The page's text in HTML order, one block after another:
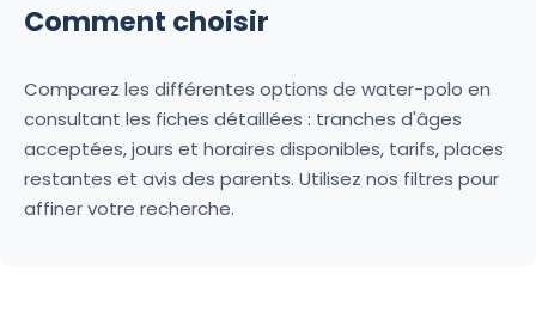
Comment choisir
Comparez les différentes options de water-polo en
consultant les fiches détaillées : tranches d'âges
acceptées, jours et horaires disponibles, tarifs, places
restantes et avis des parents. Utilisez nos filtres pour
affiner votre recherche.